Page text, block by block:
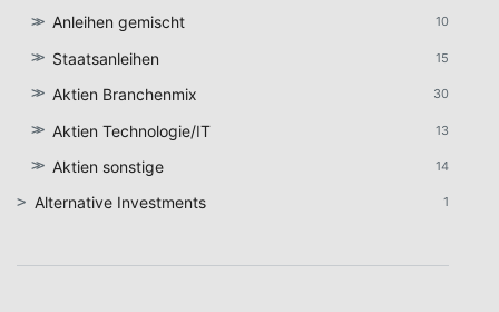
10
Anleihen gemischt
15
Staatsanleihen
30
Aktien Branchenmix
13
Aktien Technologie/IT
14
Aktien sonstige
1
Alternative Investments